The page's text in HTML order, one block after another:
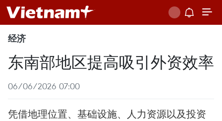
经济
东南部地区提高吸引外资效率
06/06/2026 07:00
凭借地理位置、基础设施、人力资源以及投资